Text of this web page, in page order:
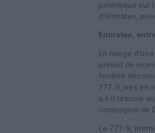
polémique sur
d’Emirates,
Emirates,
En marge
prévoit de
fenêtre
777‑9, très en
a‑t‑il résumé
compagnie de
Le 777‑9,